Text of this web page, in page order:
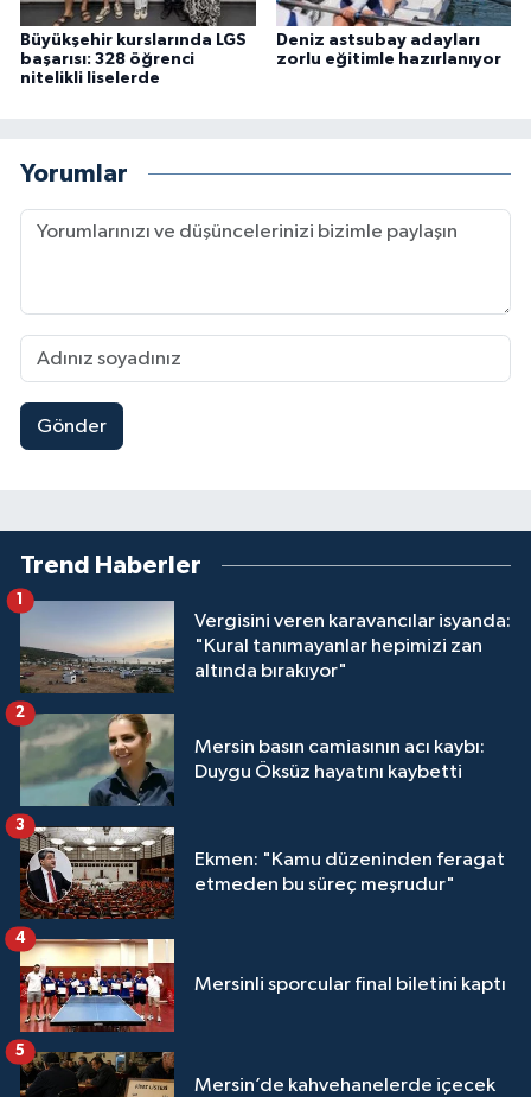
Büyükşehir kurslarında LGS
başarısı: 328 öğrenci
nitelikli liselerde
Deniz astsubay adayları
zorlu eğitimle hazırlanıyor
Yorumlar
Gönder
Trend Haberler
Vergisini veren karavancılar isyanda:
"Kural tanımayanlar hepimizi zan
altında bırakıyor"
1
Mersin basın camiasının acı kaybı:
Duygu Öksüz hayatını kaybetti
2
Ekmen: "Kamu düzeninden feragat
etmeden bu süreç meşrudur"
3
Mersinli sporcular final biletini kaptı
4
Mersin’de kahvehanelerde içecek
5